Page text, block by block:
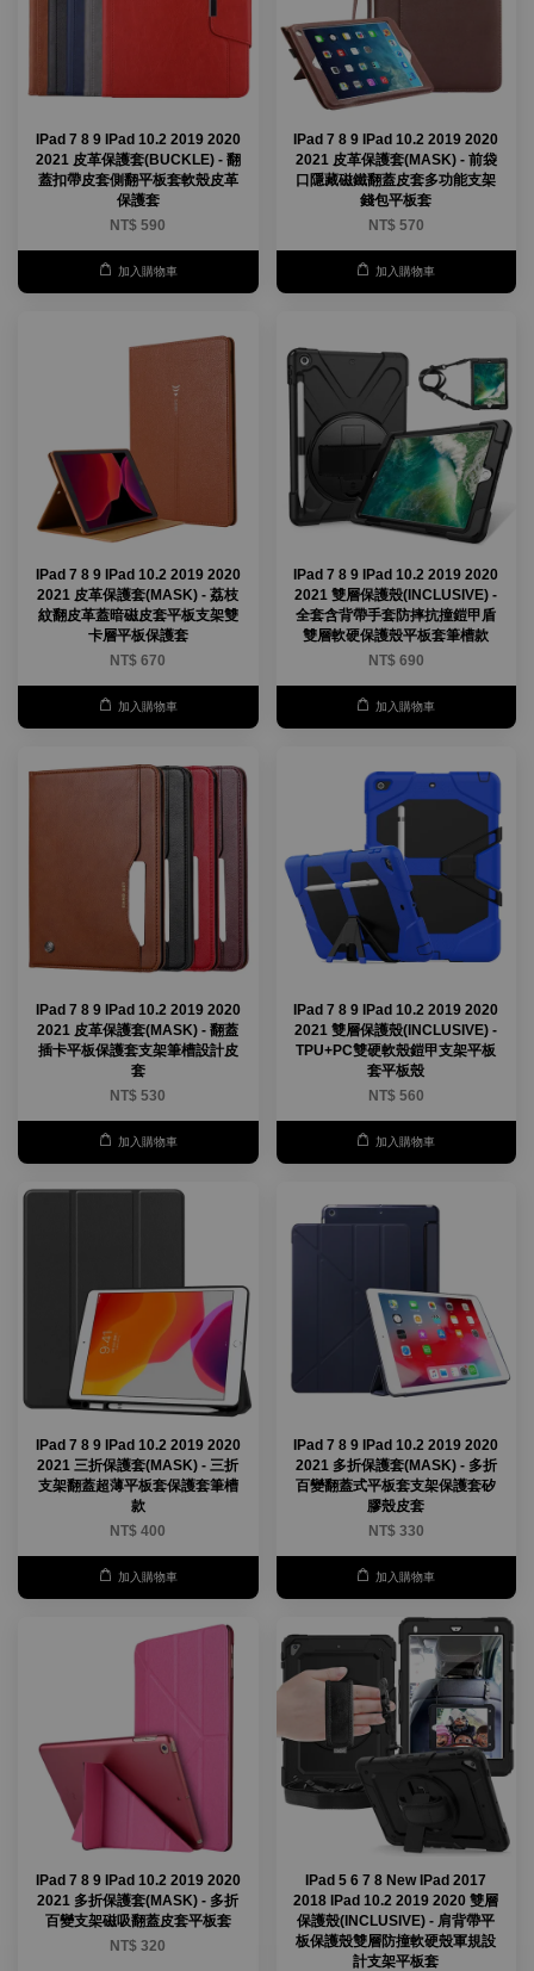
IPad 7 8 9 IPad 10.2 2019 2020
2021 皮革保護套(BUCKLE) - 翻
蓋扣帶皮套側翻平板套軟殼皮革
保護套
NT$ 590
加入購物車
IPad 7 8 9 IPad 10.2 2019 2020
2021 皮革保護套(MASK) - 前袋
口隱藏磁鐵翻蓋皮套多功能支架
錢包平板套
NT$ 570
加入購物車
IPad 7 8 9 IPad 10.2 2019 2020
2021 皮革保護套(MASK) - 荔枝
紋翻皮革蓋暗磁皮套平板支架雙
卡層平板保護套
NT$ 670
加入購物車
IPad 7 8 9 IPad 10.2 2019 2020
2021 雙層保護殼(INCLUSIVE) -
全套含背帶手套防摔抗撞鎧甲盾
雙層軟硬保護殼平板套筆槽款
NT$ 690
加入購物車
IPad 7 8 9 IPad 10.2 2019 2020
2021 皮革保護套(MASK) - 翻蓋
插卡平板保護套支架筆槽設計皮
套
NT$ 530
加入購物車
IPad 7 8 9 IPad 10.2 2019 2020
2021 雙層保護殼(INCLUSIVE) -
TPU+PC雙硬軟殼鎧甲支架平板
套平板殼
NT$ 560
加入購物車
IPad 7 8 9 IPad 10.2 2019 2020
2021 三折保護套(MASK) - 三折
支架翻蓋超薄平板套保護套筆槽
款
NT$ 400
加入購物車
IPad 7 8 9 IPad 10.2 2019 2020
2021 多折保護套(MASK) - 多折
百變翻蓋式平板套支架保護套矽
膠殼皮套
NT$ 330
加入購物車
IPad 7 8 9 IPad 10.2 2019 2020
2021 多折保護套(MASK) - 多折
百變支架磁吸翻蓋皮套平板套
NT$ 320
IPad 5 6 7 8 New IPad 2017
2018 IPad 10.2 2019 2020 雙層
保護殼(INCLUSIVE) - 肩背帶平
板保護殼雙層防撞軟硬殼軍規設
計支架平板套